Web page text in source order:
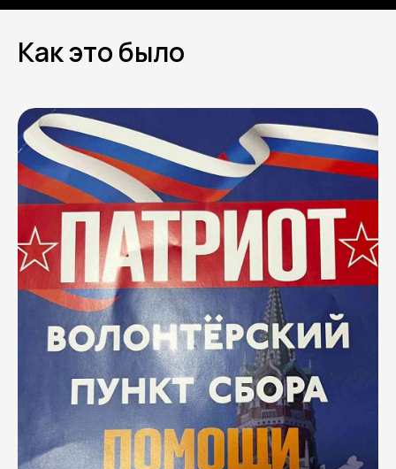
Как это было